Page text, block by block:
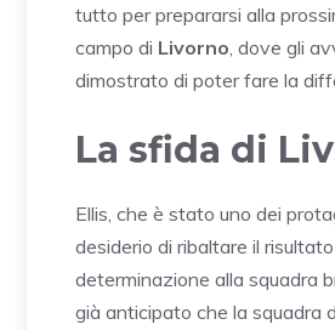
tutto per prepararsi alla
campo di Livorno , dove gli
dimostrato di poter fare la
La sfida di
Ellis, che è stato uno dei
desiderio di ribaltare il
determinazione alla squadra
già anticipato che la squadra